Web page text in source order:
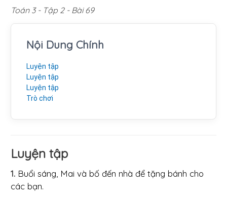
Toán 3 - Tập 2 - Bài 69
Nội Dung Chính
Luyện tập
Luyện tập
Luyện tập
Trò chơi
Luyện tập
1. Buổi sáng, Mai và bố đến nhà để tặng bánh cho
các bạn.